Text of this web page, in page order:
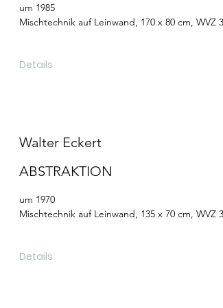
um 1985
Mischtechnik auf Leinwand, 170 x 80 cm, WVZ
Details
Walter Eckert
ABSTRAKTION
um 1970
Mischtechnik auf Leinwand, 135 x 70 cm, WVZ
Details